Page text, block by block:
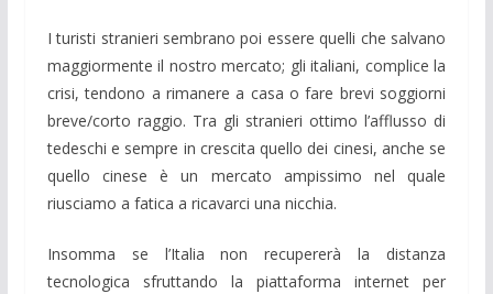
I turisti stranieri sembrano poi essere quelli che salvano
maggiormente il nostro mercato; gli italiani, complice la
crisi, tendono a rimanere a casa o fare brevi soggiorni
breve/corto raggio. Tra gli stranieri ottimo l’afflusso di
tedeschi e sempre in crescita quello dei cinesi, anche se
quello cinese è un mercato ampissimo nel quale
riusciamo a fatica a ricavarci una nicchia.
Insomma se l’Italia non recupererà la distanza
tecnologica sfruttando la piattaforma internet per